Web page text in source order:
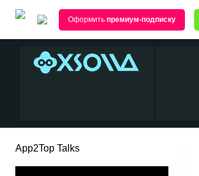
Оформить премиум-подписку
App2Top Talks